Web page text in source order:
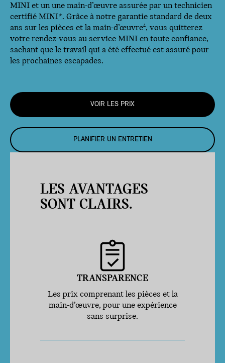
MINI et un une main-d’œuvre assurée par un technicien
certifié MINI*. Grâce à notre garantie standard de deux
ans sur les pièces et la main-d’œuvre4, vous quitterez
votre rendez-vous au service MINI en toute confiance,
sachant que le travail qui a été effectué est assuré pour
les prochaines escapades.
VOIR LES PRIX
PLANIFIER UN ENTRETIEN
LES AVANTAGES
SONT CLAIRS.
TRANSPARENCE
Les prix comprenant les pièces et la
main-d’œuvre, pour une expérience
sans surprise.